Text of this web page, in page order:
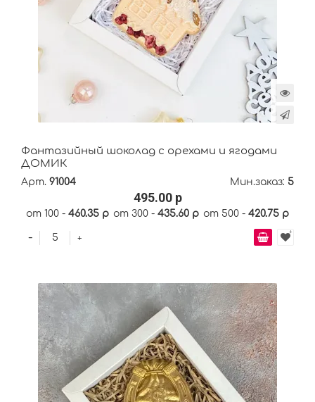
Фантазийный шоколад с орехами и ягодами
ДОМИК
Арт. 91004 Мин.заказ: 5
495.00 р
от 100 - 460.35 р от 300 - 435.60 р от 500 - 420.75 р
+
-